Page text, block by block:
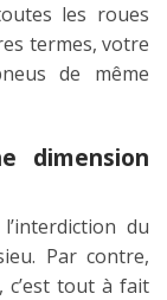
les roues
termes, votre
de même
dimension
du
Par contre,
c’est tout à fait